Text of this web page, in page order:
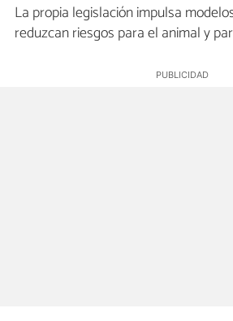
La propia legislación impulsa
reduzcan riesgos para el animal y